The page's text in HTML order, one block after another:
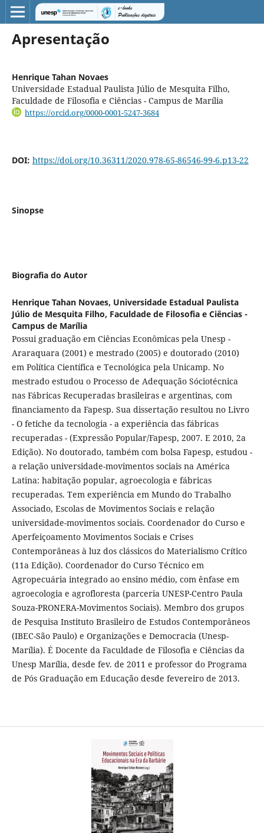
Apresentação
Henrique Tahan Novaes
Universidade Estadual Paulista Júlio de Mesquita Filho,
Faculdade de Filosofia e Ciências - Campus de Marília
https://orcid.org/0000-0001-5247-3684
DOI: https://doi.org/10.36311/2020.978-65-86546-99-6.p13-22
Sinopse
Biografia do Autor
Henrique Tahan Novaes, Universidade Estadual Paulista
Júlio de Mesquita Filho, Faculdade de Filosofia e Ciências -
Campus de Marília
Possui graduação em Ciências Econômicas pela Unesp -
Araraquara (2001) e mestrado (2005) e doutorado (2010)
em Política Científica e Tecnológica pela Unicamp. No
mestrado estudou o Processo de Adequação Sóciotécnica
nas Fábricas Recuperadas brasileiras e argentinas, com
financiamento da Fapesp. Sua dissertação resultou no Livro
- O fetiche da tecnologia - a experiência das fábricas
recuperadas - (Expressão Popular/Fapesp, 2007. E 2010, 2a
Edição). No doutorado, também com bolsa Fapesp, estudou -
a relação universidade-movimentos sociais na América
Latina: habitação popular, agroecologia e fábricas
recuperadas. Tem experiência em Mundo do Trabalho
Associado, Escolas de Movimentos Sociais e relação
universidade-movimentos sociais. Coordenador do Curso e
Aperfeiçoamento Movimentos Sociais e Crises
Contemporâneas à luz dos clássicos do Materialismo Crítico
(11a Edição). Coordenador do Curso Técnico em
Agropecuária integrado ao ensino médio, com ênfase em
agroecologia e agrofloresta (parceria UNESP-Centro Paula
Souza-PRONERA-Movimentos Sociais). Membro dos grupos
de Pesquisa Instituto Brasileiro de Estudos Contemporâneos
(IBEC-São Paulo) e Organizações e Democracia (Unesp-
Marília). É Docente da Faculdade de Filosofia e Ciências da
Unesp Marília, desde fev. de 2011 e professor do Programa
de Pós Graduação em Educação desde fevereiro de 2013.